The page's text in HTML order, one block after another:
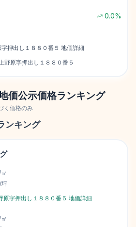
0.0%
押出し１８８０番５ 地価詳細
野原字押出し１８８０番５
価公示価格ランキング
く価格のみ
ンキング
原字押出し１８８０番５ 地価詳細